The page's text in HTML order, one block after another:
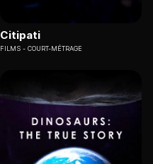
Citipati
FILMS COURT-MÉTRAGE